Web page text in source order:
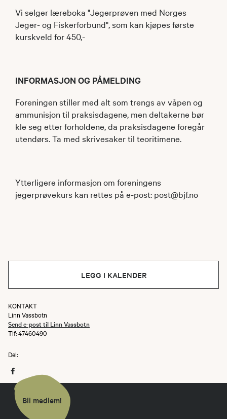
Vi selger læreboka "Jegerprøven med Norges
Jeger- og Fiskerforbund", som kan kjøpes første
kurskveld for 450,-
INFORMASJON OG PÅMELDING
Foreningen stiller med alt som trengs av våpen og
ammunisjon til praksisdagene, men deltakerne bør
kle seg etter forholdene, da praksisdagene foregår
utendørs. Ta med skrivesaker til teoritimene.
Ytterligere informasjon om foreningens
jegerprøvekurs kan rettes på e-post: post@bjf.no
LEGG I KALENDER
KONTAKT
Linn Vassbotn
Send e-post til Linn Vassbotn
Tlf: 47460490
Del:
Bli medlem!